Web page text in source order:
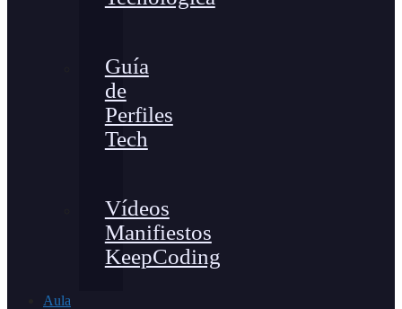
Guía
de
Perfiles
Tech
Vídeos
Manifiestos
KeepCoding
Aula